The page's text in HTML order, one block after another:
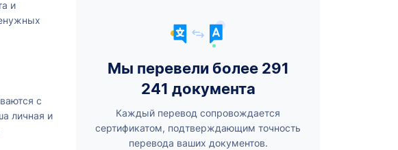
и
с
личная и
Мы перевели более 291
241 документа
Каждый перевод сопровождается
сертификатом, подтверждающим точность
перевода ваших документов.